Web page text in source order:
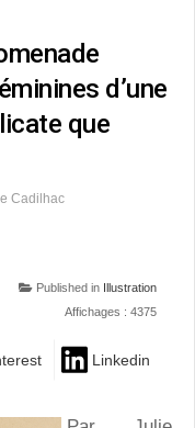
d’une
que
Cadilhac
Published in
Illustration
Affichages : 4375
Linkedin